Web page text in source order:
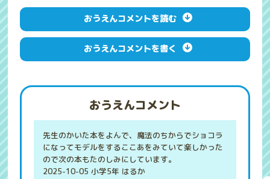
おうえんコメントを読む
おうえんコメントを書く
おうえんコメント
先生のかいた本をよんで、魔法のちからでショコラ
になってモデルをするここあをみていて楽しかった
ので次の本もたのしみにしています。
2025-10-05 小学5年 はるか